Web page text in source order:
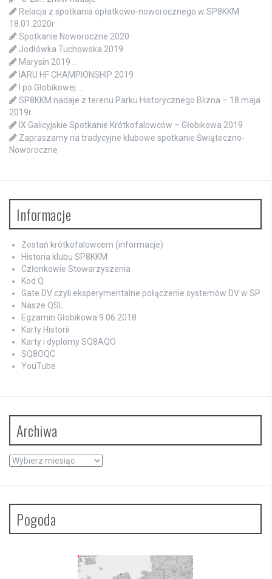
Relacja z spotkania opłatkowo-noworocznego w SP8KKM
18.01.2020r
Spotkanie Noworoczne 2020
Jodłówka Tuchowska 2019
Marysin 2019 …
IARU HF CHAMPIONSHIP 2019
I po Głobikowej …
SP8KKM nadaje z terenu Parku Historycznego Blizna – 18 maja
2019r.
IX Galicyjskie Spotkanie Krótkofalowców – Głobikowa 2019
Zapraszamy na tradycyjne klubowe spotkanie Świąteczno-
Noworoczne
Informacje
Zostań krótkofalowcem (informacje)
Historia klubu SP8KKM
Członkowie Stowarzyszenia
Kod Q
Gate DV czyli eksperymentalne połączenie systemów DV w SP
Nasze QSL
Egzamin Głobikowa 9.06.2018
Karty Historii
Karty i dyplomy SQ8AQO
SQ8OQC
YouTube
Archiwa
Archiwa
Pogoda